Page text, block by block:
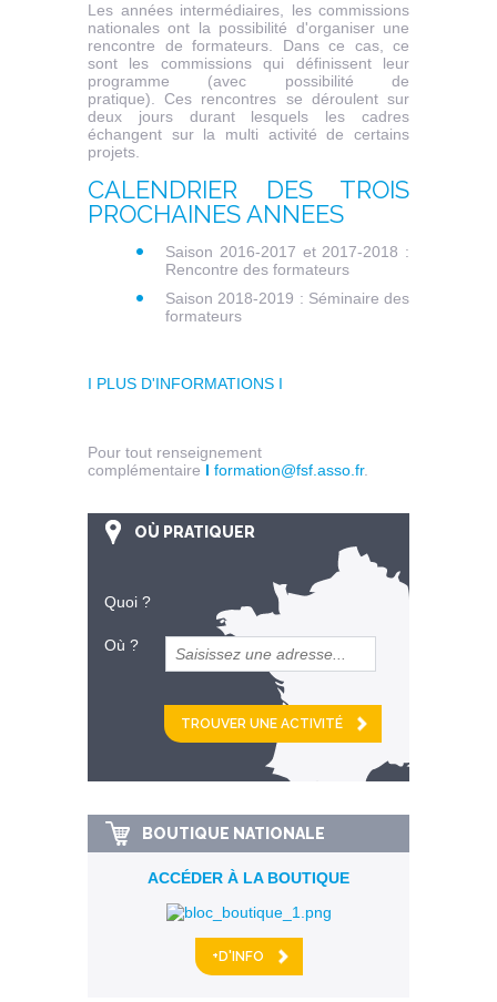
Les années intermédiaires, les commissions
nationales ont la possibilité d'organiser une
rencontre de formateurs. Dans ce cas, ce
sont les commissions qui définissent leur
programme (avec possibilité de
pratique). Ces rencontres se déroulent sur
deux jours durant lesquels les cadres
échangent sur la multi activité de certains
projets.
CALENDRIER DES TROIS
PROCHAINES ANNEES
Saison 2016-2017 et 2017-2018 :
Rencontre des formateurs
Saison 2018-2019 : Séminaire des
formateurs
I PLUS D'INFORMATIONS I
Pour tout renseignement
complémentaire I formation@fsf.asso.fr.
OÙ PRATIQUER
Quoi ?
Où ?
et
km alentour
BOUTIQUE NATIONALE
ACCÉDER À LA BOUTIQUE
+D'INFO